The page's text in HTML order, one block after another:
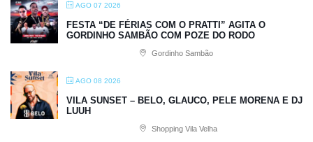
AGO 07 2026
FESTA “DE FÉRIAS COM O PRATTI” AGITA O
GORDINHO SAMBÃO COM POZE DO RODO
Gordinho Sambão
AGO 08 2026
VILA SUNSET – BELO, GLAUCO, PELE MORENA E DJ
LUUH
Shopping Vila Velha